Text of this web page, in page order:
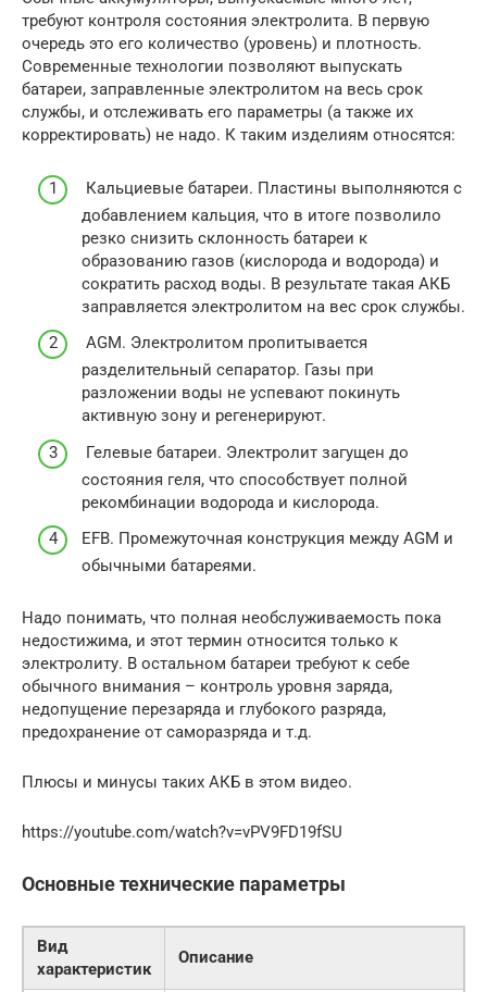
требуют контроля состояния электролита. В первую
очередь это его количество (уровень) и плотность.
Современные технологии позволяют выпускать
батареи, заправленные электролитом на весь срок
службы, и отслеживать его параметры (а также их
корректировать) не надо. К таким изделиям относятся:
Кальциевые батареи. Пластины выполняются с
добавлением кальция, что в итоге позволило
резко снизить склонность батареи к
образованию газов (кислорода и водорода) и
сократить расход воды. В результате такая АКБ
заправляется электролитом на вес срок службы.
AGM. Электролитом пропитывается
разделительный сепаратор. Газы при
разложении воды не успевают покинуть
активную зону и регенерируют.
Гелевые батареи. Электролит загущен до
состояния геля, что способствует полной
рекомбинации водорода и кислорода.
EFB. Промежуточная конструкция между AGM и
обычными батареями.
Надо понимать, что полная необслуживаемость пока
недостижима, и этот термин относится только к
электролиту. В остальном батареи требуют к себе
обычного внимания – контроль уровня заряда,
недопущение перезаряда и глубокого разряда,
предохранение от саморазряда и т.д.
Плюсы и минусы таких АКБ в этом видео.
https://youtube.com/watch?v=vPV9FD19fSU
Основные технические параметры
Вид
характеристик
Описание